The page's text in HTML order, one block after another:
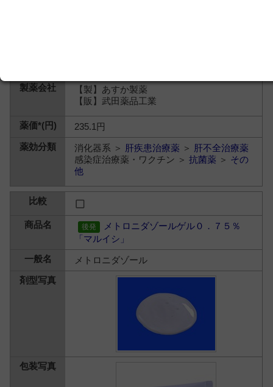
【製】あすか製薬
【販】武田薬品工業
235.1円
消化器系 ＞ 肝疾患治療薬 ＞ 肝不全治療薬
感染症治療薬・ワクチン ＞抗菌薬 ＞ その
他
メトロニダゾールゲル０．７５％
「マルイシ」
メトロニダゾール